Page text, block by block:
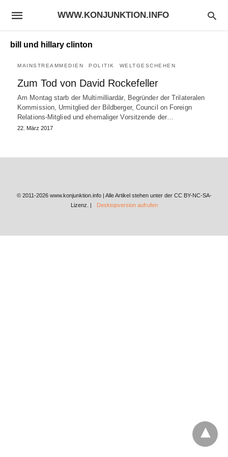
WWW.KONJUNKTION.INFO
bill und hillary clinton
MAINSTREAMMEDIEN POLITIK WELTGESCHEHEN
Zum Tod von David Rockefeller
Am Montag starb der Multimilliardär, Begründer der Trilateralen
Kommission, Urmitglied der Bildberger, Council on Foreign
Relations-Mitglied und ehemaliger Vorsitzende der…
22. März 2017
© 2011-2026 www.konjunktion.info | Alle Artikel stehen unter der CC BY-NC-SA-
Lizenz. |
Desktopversion aufrufen